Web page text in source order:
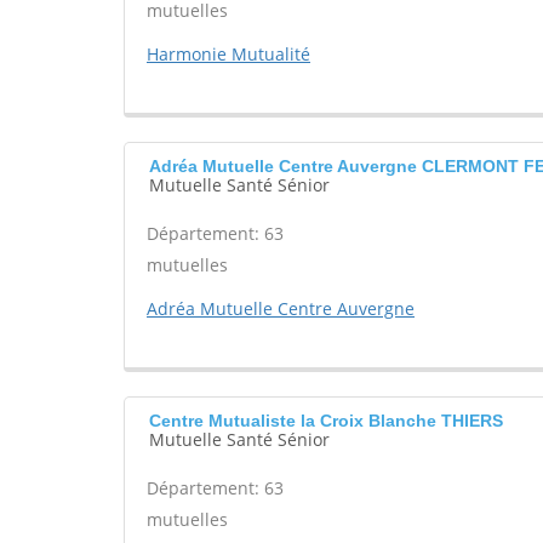
mutuelles
Harmonie Mutualité
Adréa Mutuelle Centre Auvergne CLERMONT
Mutuelle Santé Sénior
Département: 63
mutuelles
Adréa Mutuelle Centre Auvergne
Centre Mutualiste la Croix Blanche THIERS
Mutuelle Santé Sénior
Département: 63
mutuelles